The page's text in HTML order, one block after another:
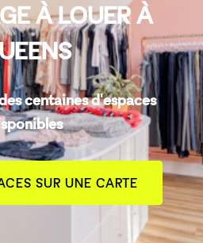
À LOUER À
centaines d'espaces
SUR UNE CARTE